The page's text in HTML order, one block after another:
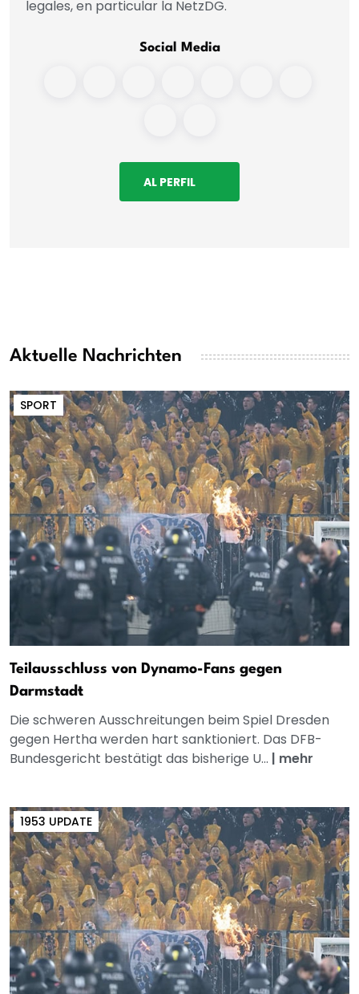
legales, en particular la NetzDG.
Social Media
AL PERFIL
Aktuelle Nachrichten
SPORT
Teilausschluss von Dynamo-Fans gegen
Darmstadt
Die schweren Ausschreitungen beim Spiel Dresden
gegen Hertha werden hart sanktioniert. Das DFB-
Bundesgericht bestätigt das bisherige U... | mehr
1953 UPDATE